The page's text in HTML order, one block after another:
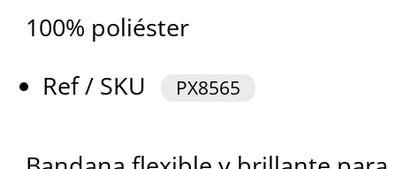
100% poliéster
Ref / SKU
PX8565